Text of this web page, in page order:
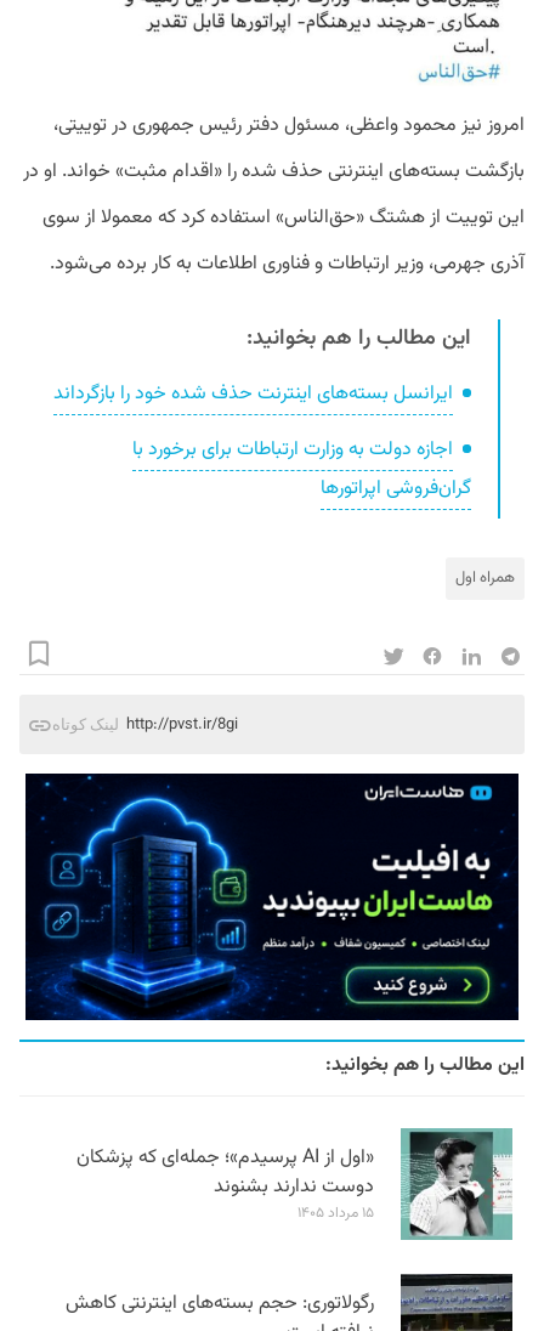
امروز نیز محمود واعظی، مسئول دفتر رئیس جمهوری در توییتی،
بازگشت بسته‌های اینترنتی حذف شده را «اقدام مثبت» خواند. او در
این توییت از هشتگ «حق‌الناس» استفاده کرد که معمولا از سوی
آذری جهرمی، وزیر ارتباطات و فناوری اطلاعات به کار برده می‌شود.
این مطالب را هم بخوانید:
ایرانسل بسته‌های اینترنت حذف شده خود را بازگرداند
اجازه دولت به وزارت ارتباطات برای برخورد با
گران‌فروشی اپراتورها
همراه اول
لینک کوتاه http://pvst.ir/8gi
این مطالب را هم بخوانید:
«اول از AI پرسیدم»؛ جمله‌ای که پزشکان
دوست ندارند بشنوند
۱۵ مرداد ۱۴۰۵
رگولاتوری: حجم بسته‌های اینترنتی کاهش